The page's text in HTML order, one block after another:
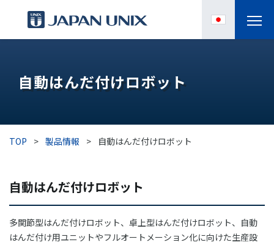
IPC
導入事例
お役立ち情報
企業情報
自動はんだ付けロボット
TOP > 製品情報 > 自動はんだ付けロボット
自動はんだ付けロボット
多関節型はんだ付けロボット、卓上型はんだ付けロボット、自動
はんだ付け用ユニットやフルオートメーション化に向けた生産設